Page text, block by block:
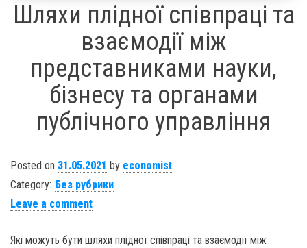
Шляхи плідної співпраці та
взаємодії між
представниками науки,
бізнесу та органами
публічного управління
Posted on 31.05.2021 by economist
Category: Без рубрики
Leave a comment
Які можуть бути шляхи плідної співпраці та взаємодії між